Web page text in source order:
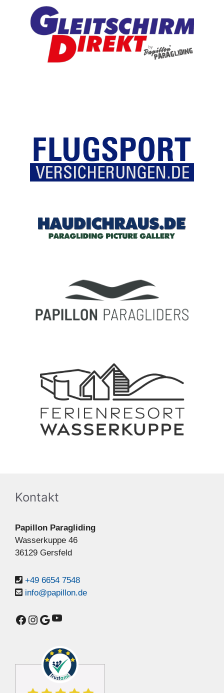
Kontakt
Papillon Paragliding
Wasserkuppe 46
36129 Gersfeld
+49 6654 7548
info@papillon.de
Facebook
Instagram
Google